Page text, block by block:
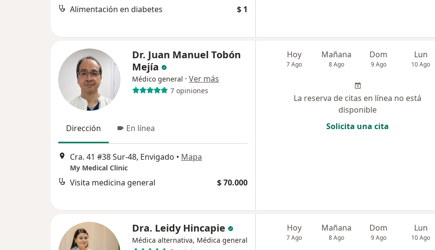
Alimentación en diabetes $ 1
Dr. Juan Manuel Tobón
Mejía
Médico general · Ver más
7 opiniones
Dirección En línea
Cra. 41 #38 Sur-48, Envigado • Mapa
My Medical Clinic
Visita medicina general $ 70.000
Hoy
7 Ago
Mañana
8 Ago
Dom
9 Ago
Lun
10 Ago
La reserva de citas en línea no está
disponible
Solicita una cita
Dra. Leidy Hincapie
Médica alternativa, Médica general
Hoy
7 Ago
Mañana
8 Ago
Dom
9 Ago
Lun
10 Ago